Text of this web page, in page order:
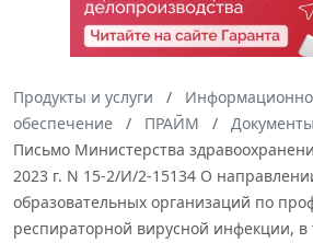
Продукты и услуги
обеспечение
ПРАЙМ
Письмо Министерства
2023 г. N 15-2/И/2-15134 О
образовательных организаций по
респираторной вирусной инфекции, в